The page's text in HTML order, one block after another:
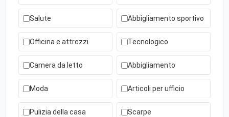
Salute Abbigliamento sportivo
Officina e attrezzi Tecnologico
Camera da letto Abbigliamento
Moda Articoli per ufficio
Pulizia della casa Scarpe